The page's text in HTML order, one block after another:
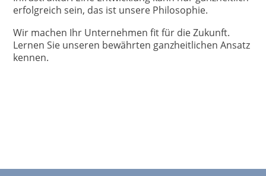
erfolgreich sein, das ist unsere Philosophie.
Wir machen Ihr Unternehmen fit für die Zukunft.
Lernen Sie unseren bewährten ganzheitlichen Ansatz
kennen.